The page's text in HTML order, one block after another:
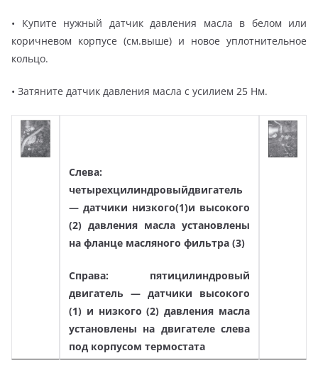
• Купите нужный датчик давления масла в белом или
коричневом корпусе (см.выше) и новое уплотнительное
кольцо.
• Затяните датчик давления масла с усилием 25 Нм.
Слева:
четырехцилиндровыйдвигатель
— датчики низкого(1)и высокого
(2) давления масла установлены
на фланце масляного фильтра (3)
Справа: пятицилиндровый
двигатель — датчики высокого
(1) и низкого (2) давления масла
установлены на двигателе слева
под корпусом термостата